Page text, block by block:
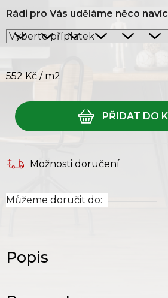
Rádi pro Vás uděláme něco navíc
Můžeme doručit do:
552 Kč / m2
Možnosti doručení
Popis